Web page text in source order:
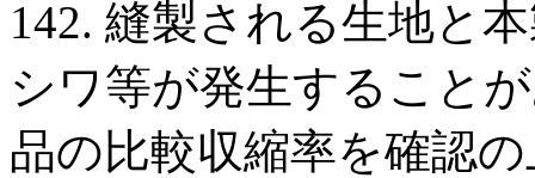
142. 縫製される生地と
シワ等が発生すること
品の比較収縮率を確認